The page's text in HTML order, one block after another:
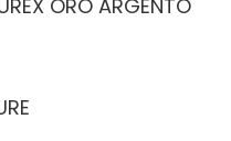
ORO ARGENTO